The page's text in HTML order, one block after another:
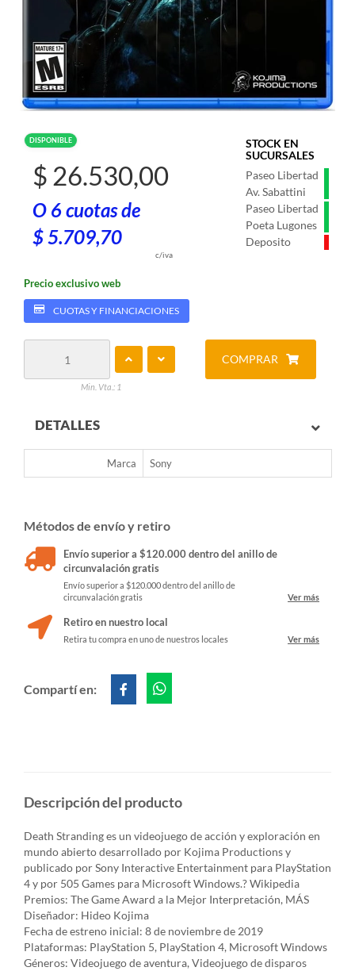
DISPONIBLE
STOCK EN
SUCURSALES
Paseo Libertad
Av. Sabattini
Paseo Libertad
Poeta Lugones
Deposito
$ 26.530,00
O 6 cuotas de
$ 5.709,70
c/iva
Precio exclusivo web
CUOTAS Y FINANCIACIONES
Min. Vta.: 1
COMPRAR
DETALLES
Marca Sony
Métodos de envío y retiro
Envío superior a $120.000 dentro del anillo de
circunvalación gratis
Envío superior a $120.000 dentro del anillo de
circunvalación gratis
Ver más
Retiro en nuestro local
Retira tu compra en uno de nuestros locales Ver más
Compartí en:
Descripción del producto
Death Stranding es un videojuego de acción y exploración en
mundo abierto desarrollado por Kojima Productions y
publicado por Sony Interactive Entertainment para PlayStation
4 y por 505 Games para Microsoft Windows.? Wikipedia
Premios: The Game Award a la Mejor Interpretación, MÁS
Diseñador: Hideo Kojima
Fecha de estreno inicial: 8 de noviembre de 2019
Plataformas: PlayStation 5, PlayStation 4, Microsoft Windows
Géneros: Videojuego de aventura, Videojuego de disparos